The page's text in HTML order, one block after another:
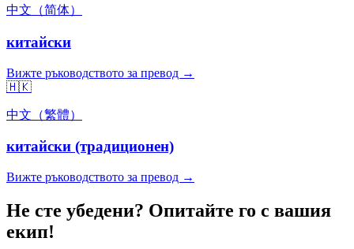
中文（简体）
китайски
Вижте ръководството за превод →
🇭🇰
中文（繁體）
китайски (традиционен)
Вижте ръководството за превод →
Не сте убедени? Опитайте го с вашия
екип!